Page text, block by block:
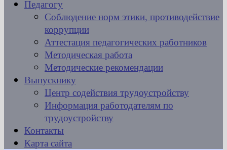
Педагогу
Соблюдение норм этики, противодействие
коррупции
Аттестация педагогических работников
Методическая работа
Методические рекомендации
Выпускнику
Центр содействия трудоустройству
Информация работодателям по
трудоустройству
Контакты
Карта сайта